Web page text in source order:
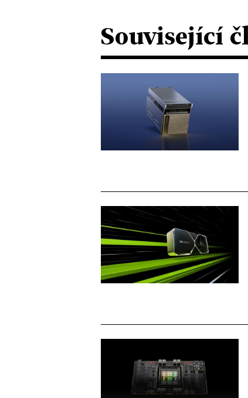
Související